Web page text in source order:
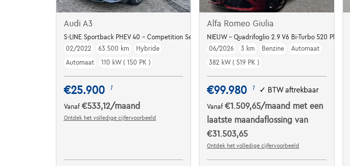
Audi A3
S-LINE Sportback PHEV 40 - Competition Seats
02/2022
63.500 km
Hybride
Automaat
110 kW ( 150 PK )
€25.900 1
Vanaf €533,12/maand
Ontdek het volledige cijfervoorbeeld
Alfa Romeo Giulia
NIEUW - Quadrifoglio 2.9 V6 Bi-Turbo 520 Pk At8
06/2026
3 km Benzine
Automaat
382 kW ( 519 PK )
€99.980 1 ✓ BTW aftrekbaar
Vanaf€1.509,65/maand met een
laatste maandaflossing van
€31.503,65
Ontdek het volledige cijfervoorbeeld